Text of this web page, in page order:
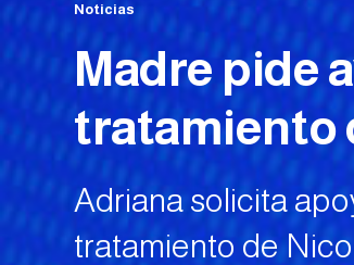
Noticias
Madre pide
tratamiento
Adriana solicita
tratamiento de